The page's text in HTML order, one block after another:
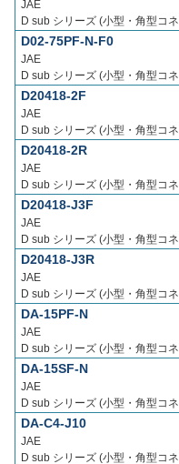
JAE
D sub シリーズ (小型・角型コ
D02-75PF-N-F0
JAE
D sub シリーズ (小型・角型コ
D20418-2F
JAE
D sub シリーズ (小型・角型コ
D20418-2R
JAE
D sub シリーズ (小型・角型コ
D20418-J3F
JAE
D sub シリーズ (小型・角型コ
D20418-J3R
JAE
D sub シリーズ (小型・角型コ
DA-15PF-N
JAE
D sub シリーズ (小型・角型コ
DA-15SF-N
JAE
D sub シリーズ (小型・角型コ
DA-C4-J10
JAE
D sub シリーズ (小型・角型コ